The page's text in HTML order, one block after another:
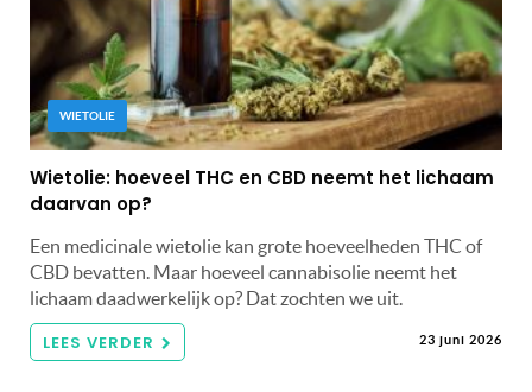
WIETOLIE
Wietolie: hoeveel THC en CBD neemt het lichaam
daarvan op?
Een medicinale wietolie kan grote hoeveelheden THC of
CBD bevatten. Maar hoeveel cannabisolie neemt het
lichaam daadwerkelijk op? Dat zochten we uit.
LEES VERDER 23 juni 2026